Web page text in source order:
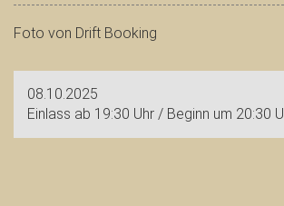
Foto von Drift Booking
08.10.2025
Einlass ab 19:30 Uhr / Beginn um 20:30